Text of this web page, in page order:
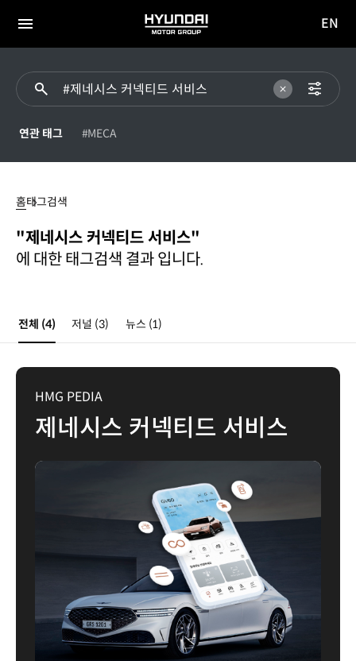
전체
HYUNDAI
MOTOR
이동
EN
연관 태그 #MECA
서비스
홈태그검색
"제네시스 커넥티드 서비스"
에 대한 태그검색 결과 입니다.
전체 (4) 저널 (3) 뉴스 (1)
HMG PEDIA
제네시스 커넥티드 서비스